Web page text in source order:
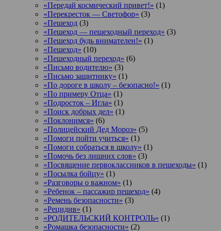
«Передай космический привет!» (1)
«Перекресток — Светофор» (3)
«Пешеход (3)
«Пешеход — пешеходный переход» (3)
«Пешеход будь внимателен!» (1)
«Пешеход» (10)
«Пешеходный переход» (6)
«Письмо водителю» (3)
«Письмо защитнику» (1)
«По дороге в школу – безопасно!» (1)
«По примеру Отца» (1)
«Подросток ‒ Игла» (1)
«Поиск добрых дел» (1)
«Поклонимся» (6)
«Полицейский Дед Мороз» (5)
«Помоги пойти учиться» (1)
«Помоги собраться в школу» (1)
«Помочь без лишних слов» (3)
«Посвящение первоклассников в пешеходы» (1)
«Посылка бойцу» (1)
«Разговоры о важном» (1)
«Ребенок – пассажир пешеход» (4)
«Ремень безопасности» (3)
«Рецидив» (1)
«РОДИТЕЛЬСКИЙ КОНТРОЛЬ» (1)
«Ромашка безопасности» (2)